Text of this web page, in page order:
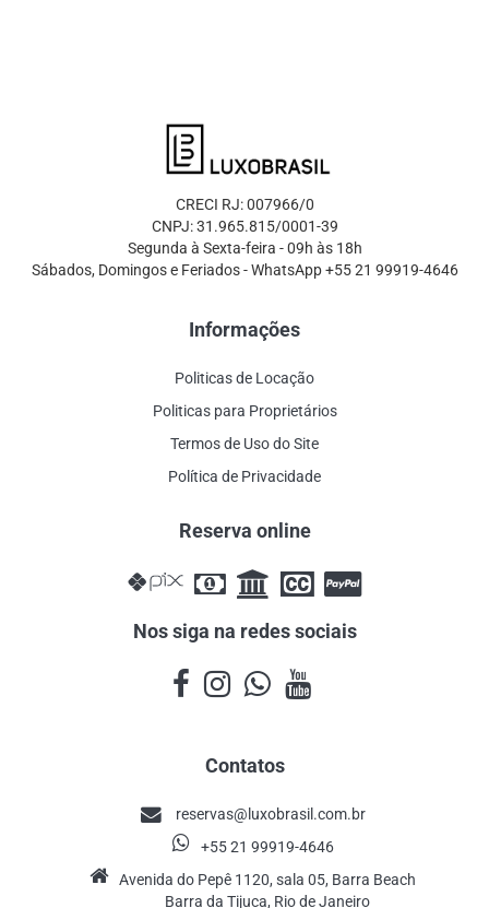
CRECI RJ: 007966/0
CNPJ: 31.965.815/0001-39
Segunda à Sexta-feira - 09h às 18h
Sábados, Domingos e Feriados - WhatsApp +55 21 99919-4646
Informações
Politicas de Locação
Politicas para Proprietários
Termos de Uso do Site
Política de Privacidade
Reserva online
Nos siga na redes sociais
Contatos
reservas@luxobrasil.com.br
+55 21 99919-4646
Avenida do Pepê 1120, sala 05, Barra Beach
Barra da Tijuca, Rio de Janeiro